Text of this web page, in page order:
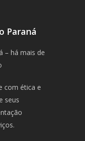
Paraná
– há mais de
com ética e
seus